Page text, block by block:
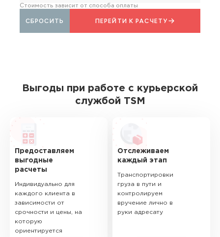
Стоимость зависит от способа оплаты
ПЕРЕЙТИ К РАСЧЕТУ
СБРОСИТЬ
Выгоды при работе с курьерской
службой TSM
Предоставляем
выгодные
расчеты
Индивидуально для
каждого клиента в
зависимости от
срочности и цены, на
которую
ориентируется
Отслеживаем
каждый этап
Транспортировки
груза в пути и
контролируем
вручение лично в
руки адресату